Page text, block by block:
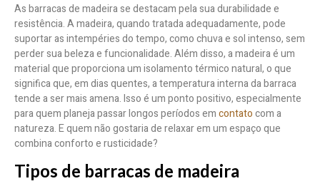
As barracas de madeira se destacam pela sua durabilidade e
resistência. A madeira, quando tratada adequadamente, pode
suportar as intempéries do tempo, como chuva e sol intenso, sem
perder sua beleza e funcionalidade. Além disso, a madeira é um
material que proporciona um isolamento térmico natural, o que
significa que, em dias quentes, a temperatura interna da barraca
tende a ser mais amena. Isso é um ponto positivo, especialmente
para quem planeja passar longos períodos emcontatocom a
natureza. E quem não gostaria de relaxar em um espaço que
combina conforto e rusticidade?
Tipos de barracas de madeira